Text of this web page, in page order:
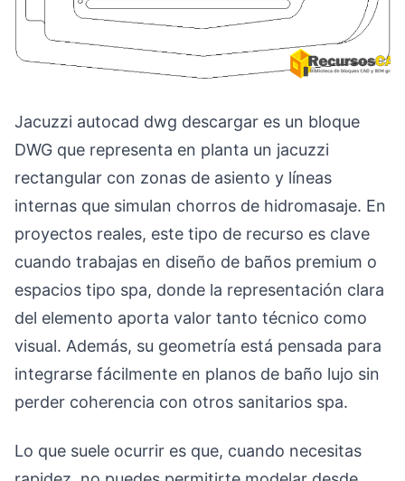
Jacuzzi autocad dwg descargar es un bloque
DWG que representa en planta un jacuzzi
rectangular con zonas de asiento y líneas
internas que simulan chorros de hidromasaje. En
proyectos reales, este tipo de recurso es clave
cuando trabajas en diseño de baños premium o
espacios tipo spa, donde la representación clara
del elemento aporta valor tanto técnico como
visual. Además, su geometría está pensada para
integrarse fácilmente en planos de baño lujo sin
perder coherencia con otros sanitarios spa.
Lo que suele ocurrir es que, cuando necesitas